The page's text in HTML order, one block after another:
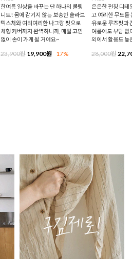
한여름 일상을 바꾸는 단 하나의 쿨링
니트! 몸에 감기지 않는 보송한 슬라브
텍스처와 여리여리한 나그랑 핏으로
체형 커버까지 완벽하니까, 매일 고민
없이 손이 가게 될 거예요~
23,900원19,900원 17%
은은한 펀칭 디테
고 여리한 무드를
유로운 루즈핏과
여름에도 부담 없
외에서 활용도 높
28,000원